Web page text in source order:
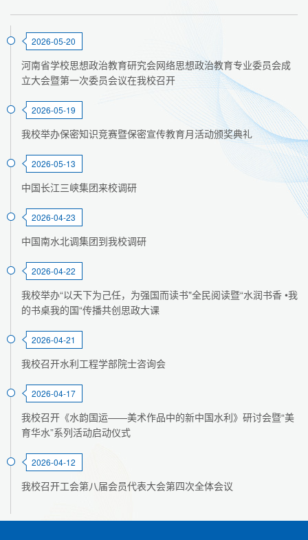
2026-05-20
河南省学校思想政治教育研究会网络思想政治教育专业委员会成
立大会暨第一次委员会议在我校召开
2026-05-19
我校举办保密知识竞赛暨保密宣传教育月活动颁奖典礼
2026-05-13
中国长江三峡集团来校调研
2026-04-23
中国南水北调集团到我校调研
2026-04-22
我校举办“以天下为己任，为强国而读书"全民阅读暨“水润书香 •我
的书桌我的国“传播共创思政大课
2026-04-21
我校召开水利工程学部院士咨询会
2026-04-17
我校召开《水韵国运——美术作品中的新中国水利》研讨会暨“美
育华水”系列活动启动仪式
2026-04-12
我校召开工会第八届会员代表大会第四次全体会议